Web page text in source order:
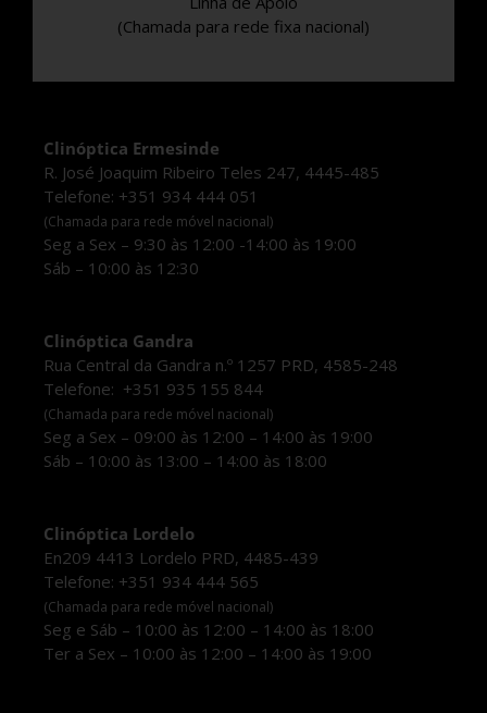
(Chamada para rede fixa nacional)
Clinóptica Ermesinde
R. José Joaquim Ribeiro Teles 247, 4445-485
Telefone: +351 934 444 051
(Chamada para rede móvel nacional)
Seg a Sex – 9:30 às 12:00 -14:00 às 19:00
Sáb – 10:00 às 12:30
Clinóptica Gandra
Rua Central da Gandra n.º 1257 PRD, 4585-248
Telefone: +351 935 155 844
(Chamada para rede móvel nacional)
Seg a Sex – 09:00 às 12:00 – 14:00 às 19:00
Sáb – 10:00 às 13:00 – 14:00 às 18:00
Clinóptica Lordelo
En209 4413 Lordelo PRD, 4485-439
Telefone: +351 934 444 565
(Chamada para rede móvel nacional)
Seg e Sáb – 10:00 às 12:00 – 14:00 às 18:00
Ter a Sex – 10:00 às 12:00 – 14:00 às 19:00